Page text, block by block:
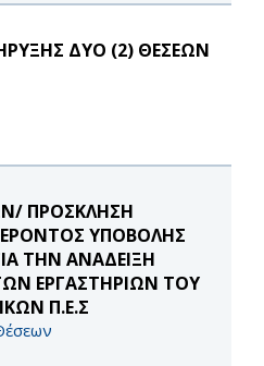
ΔΥΟ (2) ΘΕΣΕΩΝ
ΠΡΟΣΚΛΗΣΗ
ΥΠΟΒΟΛΗΣ
ΤΗΝ ΑΝΑΔΕΙΞΗ
ΕΡΓΑΣΤΗΡΙΩΝ ΤΟΥ
Π.Ε.Σ